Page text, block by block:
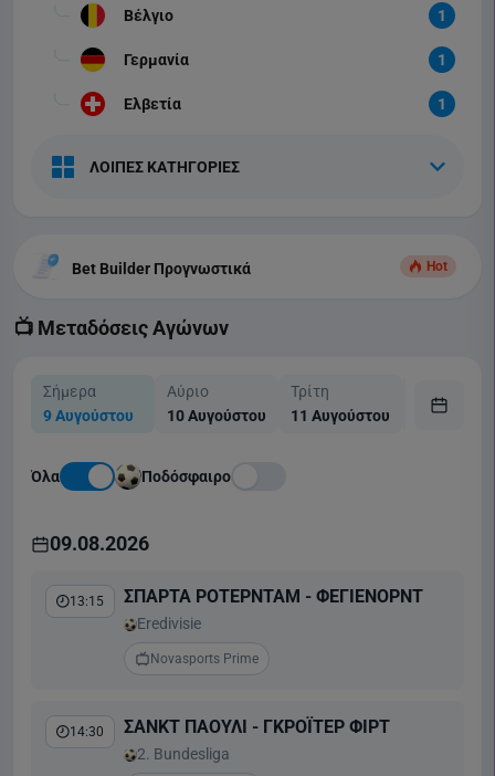
Βέλγιο 1
Γερμανία 1
Ελβετία 1
ΛΟΙΠΕΣ ΚΑΤΗΓΟΡΙΕΣ
Bet Builder Προγνωστικά Hot
📺 Μεταδόσεις Αγώνων
Σήμερα
9 Αυγούστου
Αύριο
10 Αυγούστου
Τρίτη
11 Αυγούστου
12
Όλα Ποδόσφαιρο
09.08.2026
13:15 ΣΠΑΡΤΑ ΡΟΤΕΡΝΤΑΜ - ΦΕΓΙΕΝΟΡΝΤ
Eredivisie
Novasports Prime
14:30 ΣΑΝΚΤ ΠΑΟΥΛΙ - ΓΚΡΟΪΤΕΡ ΦΙΡΤ
2. Bundesliga